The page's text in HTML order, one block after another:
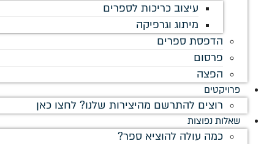
עיצוב כריכות לספרים
מיתוג וגרפיקה
הדפסת ספרים
פרסום
הפצה
פרויקטים
רוצים להתרשם מהיצירות שלנו? לחצו כאן
שאלות נפוצות
כמה עולה להוציא ספר?